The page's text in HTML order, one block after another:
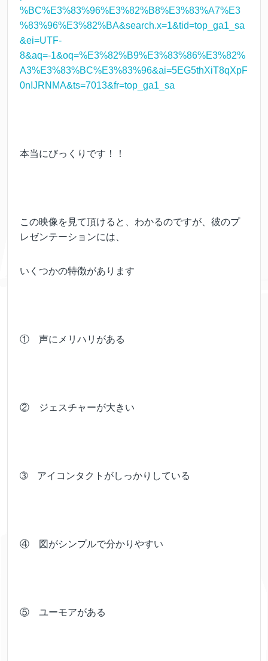
%BC%E3%83%96%E3%82%B8%E3%83%A7%E3
%83%96%E3%82%BA&search.x=1&tid=top_ga1_sa
&ei=UTF-
8&aq=-1&oq=%E3%82%B9%E3%83%86%E3%82%
A3%E3%83%BC%E3%83%96&ai=5EG5thXiT8qXpF
0nIJRNMA&ts=7013&fr=top_ga1_sa
本当にびっくりです！！
この映像を見て頂けると、わかるのですが、彼のプ
レゼンテーションには、
いくつかの特徴があります
① 声にメリハリがある
② ジェスチャーが大きい
➂ アイコンタクトがしっかりしている
④ 図がシンプルで分かりやすい
⑤ ユーモアがある